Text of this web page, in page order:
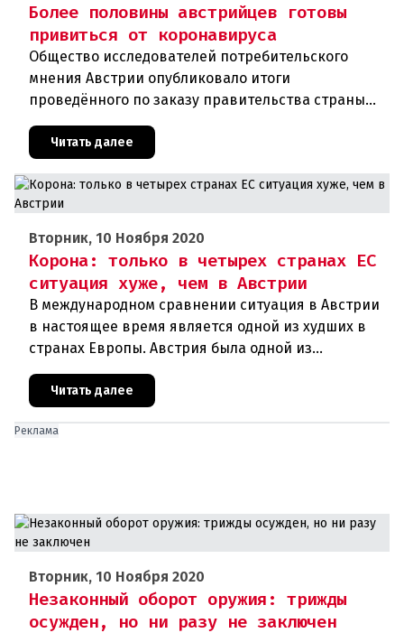
Более половины австрийцев готовы
привиться от коронавируса
Общество исследователей потребительского
мнения Австрии опубликовало итоги
проведённого по заказу правительства страны
соцопроса. В соответствии с ним около 54
процентов граждан республики хотят добро
Читать далее
Вторник, 10 Ноября 2020
Корона: только в четырех странах ЕС
ситуация хуже, чем в Австрии
В международном сравнении ситуация в Австрии
в настоящее время является одной из худших в
странах Европы. Австрия была одной из
образцовых стран во время первой волны
короны, но сейчас сильно отстает
Читать далее
Реклама
Вторник, 10 Ноября 2020
Незаконный оборот оружия: трижды
осужден, но ни разу не заключен